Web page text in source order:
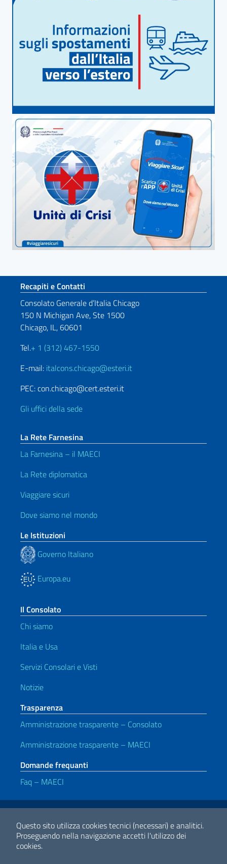
Questo sito utilizza cookies tecnici (necessari) e analitici.
Proseguendo nella navigazione accetti l'utilizzo dei
cookies.
Sezione footer
Recapiti e Contatti
Consolato Generale d’Italia Chicago
150 N Michigan Ave, Ste 1500
Chicago, IL, 60601
Tel.+ 1 (312) 467-1550
E-mail: italcons.chicago@esteri.it
PEC: con.chicago@cert.esteri.it
Gli uffici della sede
La Rete Farnesina
La Farnesina – il MAECI
La Rete diplomatica
Viaggiare sicuri
Dove siamo nel mondo
Le Istituzioni
Governo Italiano
Europa.eu
Il Consolato
Chi siamo
Italia e Usa
Servizi Consolari e Visti
Notizie
Trasparenza
Amministrazione trasparente – Consolato
Amministrazione trasparente – MAECI
Domande frequanti
Faq – MAECI
Link Utili